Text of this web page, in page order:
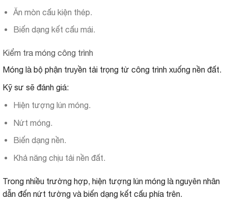
Ăn mòn cấu kiện thép.
Biến dạng kết cấu mái.
Kiểm tra móng công trình
Móng là bộ phận truyền tải trọng từ công trình xuống nền đất.
Kỹ sư sẽ đánh giá:
Hiện tượng lún móng.
Nứt móng.
Biến dạng nền.
Khả năng chịu tải nền đất.
Trong nhiều trường hợp, hiện tượng lún móng là nguyên nhân
dẫn đến nứt tường và biến dạng kết cấu phía trên.